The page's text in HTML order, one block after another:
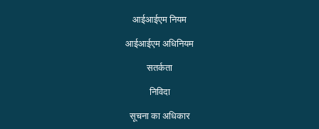
आईआईएम नियम
आईआईएम अधिनियम
सतर्कता
निविदा
सूचना का अधिकार